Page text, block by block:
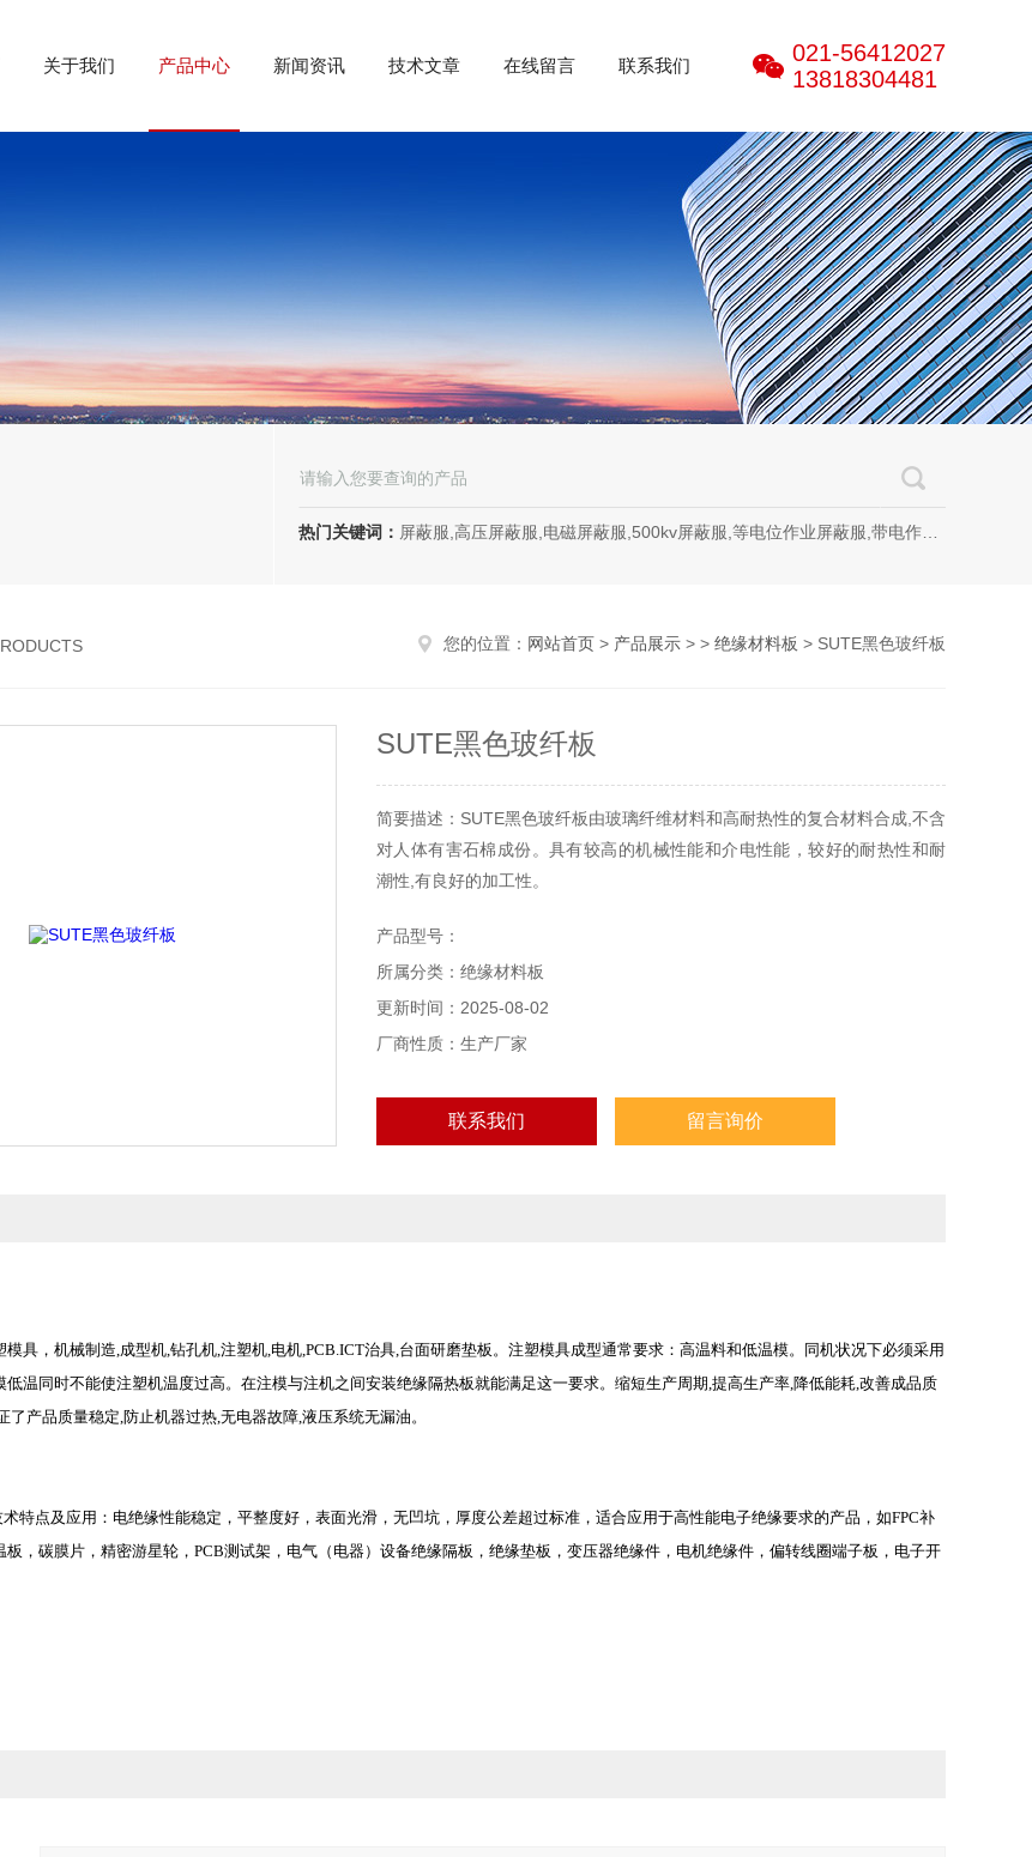
关于我们 产品中心 新闻资讯 技术文章 在线留言 联系我们
021-56412027
13818304481
热门关键词： 屏蔽服,高压屏蔽服,电磁屏蔽服,500kv屏蔽服,等电位作业屏蔽服,带电作业屏蔽服,防电弧服,电弧服,电弧专用防护服,电位均压服
您的位置： 网站首页 > 产品展示 > > 绝缘材料板 > SUTE黑色玻纤板
SUTE黑色玻纤板
简要描述：SUTE黑色玻纤板由玻璃纤维材料和高耐热性的复合材料合成,不含
对人体有害石棉成份。具有较高的机械性能和介电性能，较好的耐热性和耐
潮性,有良好的加工性。
产品型号：
所属分类：绝缘材料板
更新时间：2025-08-02
厂商性质：生产厂家
联系我们 留言询价
模具，机械制造,成型机,钻孔机,注塑机,电机,PCB.ICT治具,台面研磨垫板。注塑模具成型通常要求：高温料和低温模。同机状况下必须采用
低温同时不能使注塑机温度过高。在注模与注机之间安装绝缘隔热板就能满足这一要求。缩短生产周期,提高生产率,降低能耗,改善成品质
了产品质量稳定,防止机器过热,无电器故障,液压系统无漏油。
特点及应用：电绝缘性能稳定，平整度好，表面光滑，无凹坑，厚度公差超过标准，适合应用于高性能电子绝缘要求的产品，如FPC补
板，碳膜片，精密游星轮，PCB测试架，电气（电器）设备绝缘隔板，绝缘垫板，变压器绝缘件，电机绝缘件，偏转线圈端子板，电子开